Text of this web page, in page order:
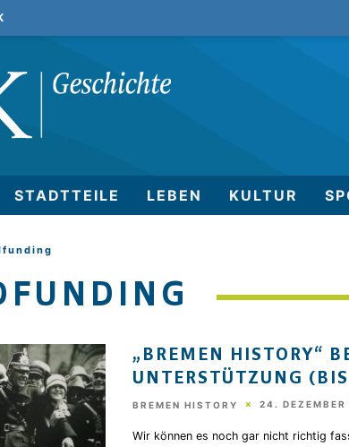
STADTTEILE LEBEN KULTUR
„BREMEN HISTORY“
UNTERSTÜTZUNG
BREMEN HISTORY 24. DEZEMBER
Wir können es noch gar nicht richtig